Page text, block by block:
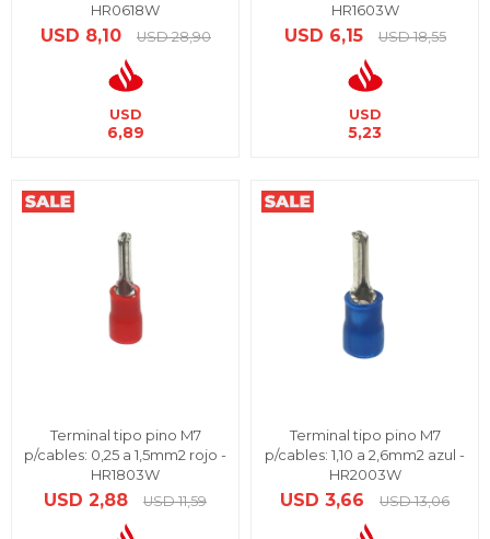
HR0618W
USD 8,10 USD 28,90
USD
6,89
HR1603W
USD 6,15 USD 18,55
USD
5,23
Terminal tipo pino M7
p/cables: 0,25 a 1,5mm2 rojo -
HR1803W
USD 2,88 USD 11,59
Terminal tipo pino M7
p/cables: 1,10 a 2,6mm2 azul -
HR2003W
USD 3,66 USD 13,06